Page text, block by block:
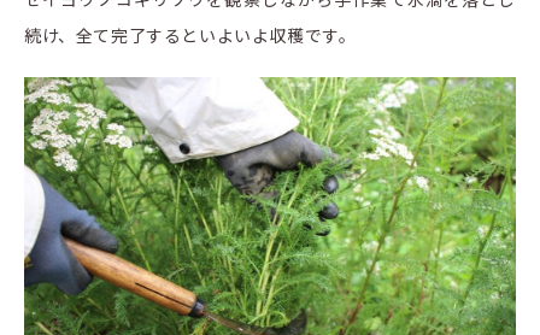
続け、全て完了するといよいよ収穫です。